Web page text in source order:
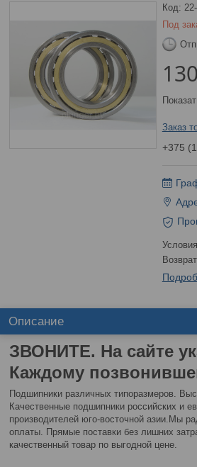
Под
Код:
Заказ
+375
Описание
ЗВОНИТЕ. На сайте
Каждому
Подшипники различных типоразмеров.
Качественные подшипники российских и
производителей юго-восточной азии.Мы
оплаты. Прямые поставки без лишних
качественный товар по выгодной цене.